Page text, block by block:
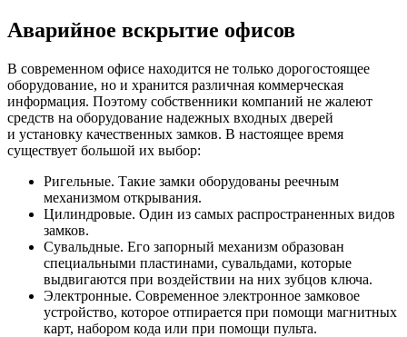
Аварийное вскрытие офисов
В современном офисе находится не только дорогостоящее
оборудование, но и хранится различная коммерческая
информация. Поэтому собственники компаний не жалеют
средств на оборудование надежных входных дверей
и установку качественных замков. В настоящее время
существует большой их выбор:
Ригельные. Такие замки оборудованы реечным
механизмом открывания.
Цилиндровые. Один из самых распространенных видов
замков.
Сувальдные. Его запорный механизм образован
специальными пластинами, сувальдами, которые
выдвигаются при воздействии на них зубцов ключа.
Электронные. Современное электронное замковое
устройство, которое отпирается при помощи магнитных
карт, набором кода или при помощи пульта.